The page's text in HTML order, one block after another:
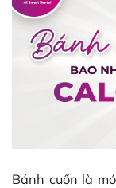
Bánh cuốn là